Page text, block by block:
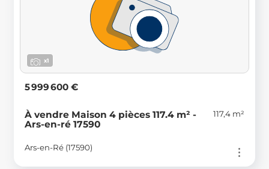
x1
5 999 600 €
À vendre Maison 4 pièces 117.4 m² -
Ars-en-ré 17590
117,4 m²
Ars-en-Ré (17590)